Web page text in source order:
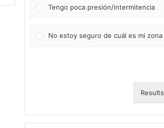
Tengo poca presión/intermitencia
No estoy seguro de cuál es mi zona
Results